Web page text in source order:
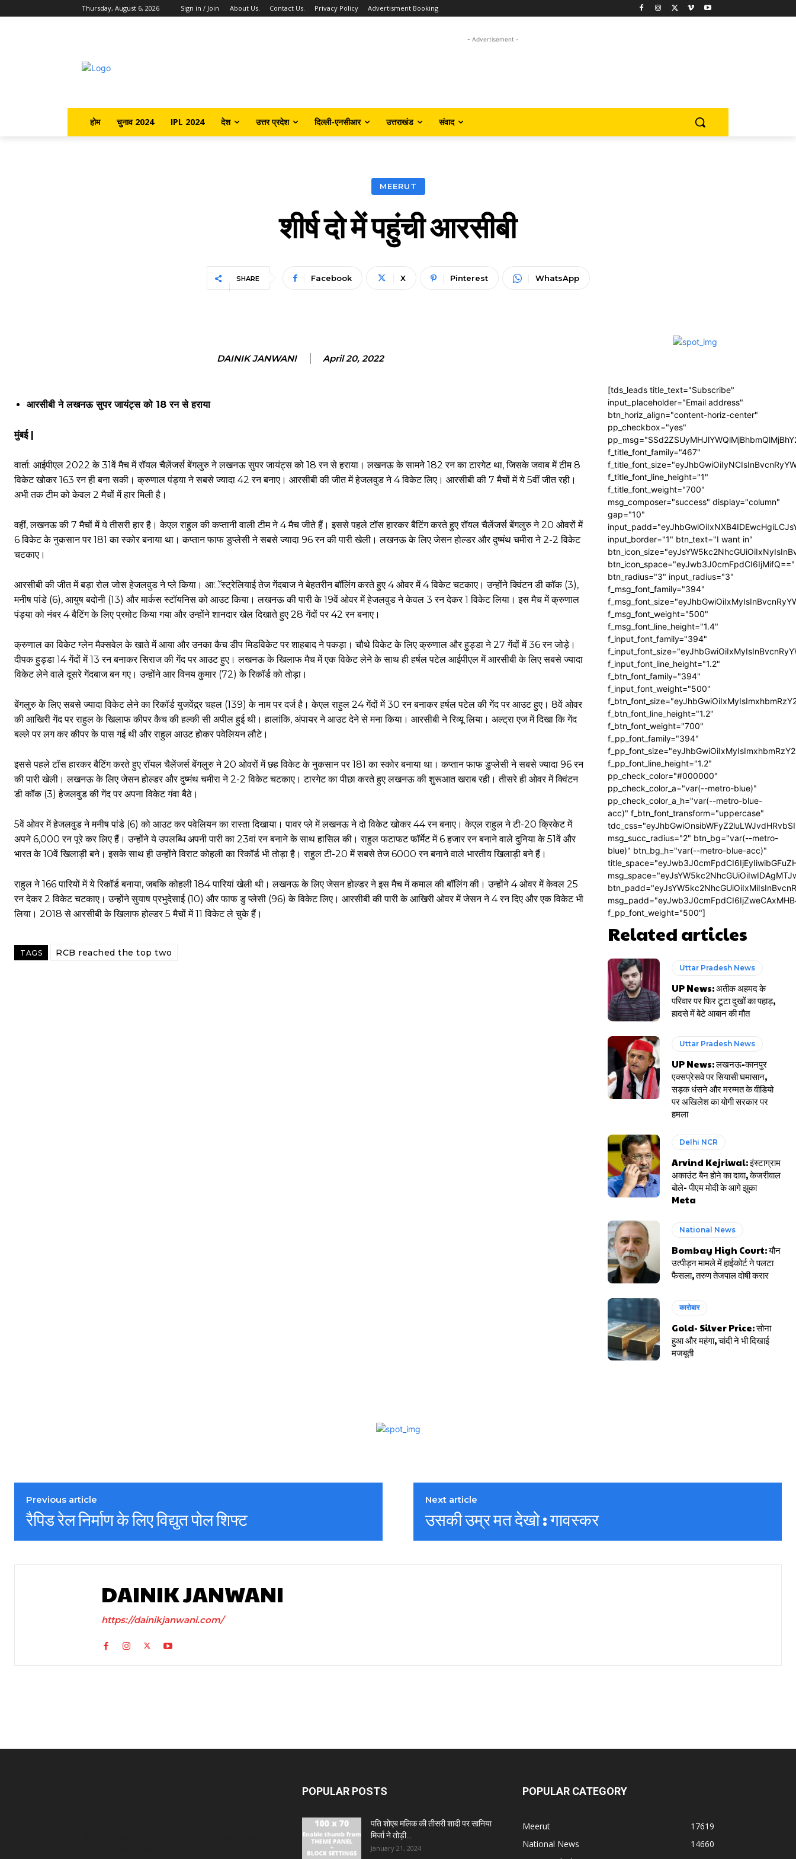
Thursday, August 6, 2026 Sign in / Join About Us. Contact Us. Privacy Policy Advertisment Booking
- Advertisement -
होम चुनाव 2024 IPL 2024 देश उत्तर प्रदेश दिल्ली-एनसीआर उत्तराखंड संवाद
MEERUT
शीर्ष दो में पहुंची आरसीबी
SHARE Facebook X Pinterest WhatsApp
DAINIK JANWANI April 20, 2022
आरसीबी ने लखनऊ सुपर जायंट्स को 18 रन से हराया
मुंबई |
वार्ता: आईपीएल 2022 के 31वें मैच में रॉयल चैलेंजर्स बेंगलुरु ने लखनऊ सुपर जायंट्स को 18 रन से हराया। लखनऊ के सामने 182 रन का टारगेट था, जिसके जवाब में टीम 8
विकेट खोकर 163 रन ही बना सकी। क्रुणाल पंड्या ने सबसे ज्यादा 42 रन बनाए। आरसीबी की जीत में हेजलवुड ने 4 विकेट लिए। आरसीबी की 7 मैचों में ये 5वीं जीत रही।
अभी तक टीम को केवल 2 मैचों में हार मिली है।
वहीं, लखनऊ की 7 मैचों में ये तीसरी हार है। केएल राहुल की कप्तानी वाली टीम ने 4 मैच जीते हैं। इससे पहले टॉस हारकर बैटिंग करते हुए रॉयल चैलेंजर्स बेंगलुरु ने 20 ओवरों में
6 विकेट के नुकसान पर 181 का स्कोर बनाया था। कप्तान फाफ डुप्लेसी ने सबसे ज्यादा 96 रन की पारी खेली। लखनऊ के लिए जेसन होल्डर और दुष्मंथ चमीरा ने 2-2 विकेट
चटकाए।
आरसीबी की जीत में बड़ा रोल जोस हेजलवुड ने प्ले किया। आॅस्ट्रेलियाई तेज गेंदबाज ने बेहतरीन बॉलिंग करते हुए 4 ओवर में 4 विकेट चटकाए। उन्होंने क्विंटन डी कॉक (3),
मनीष पांडे (6), आयुष बदोनी (13) और मार्कस स्टॉयनिस को आउट किया। लखनऊ की पारी के 19वें ओवर में हेजलवुड ने केवल 3 रन देकर 1 विकेट लिया। इस मैच में क्रुणाल
पंड्या को नंबर 4 बैटिंग के लिए प्रमोट किया गया और उन्होंने शानदार खेल दिखाते हुए 28 गेंदों पर 42 रन बनाए।
क्रुणाल का विकेट ग्लेन मैक्सवेल के खाते में आया और उनका कैच डीप मिडविकेट पर शाहबाद ने पकड़ा। चौथे विकेट के लिए क्रुणाल और हुड्डा ने 27 गेंदों में 36 रन जोड़े।
दीपक हुड्डा 14 गेंदों में 13 रन बनाकर सिराज की गेंद पर आउट हुए। लखनऊ के खिलाफ मैच में एक विकेट लेने के साथ ही हर्षल पटेल आईपीएल में आरसीबी के लिए सबसे ज्यादा
विकेट लेने वाले दूसरे गेंदबाज बन गए। उन्होंने आर विनय कुमार (72) के रिकॉर्ड को तोड़ा।
बेंगलुरु के लिए सबसे ज्यादा विकेट लेने का रिकॉर्ड युजवेंद्र्र चहल (139) के नाम पर दर्ज है। केएल राहुल 24 गेंदों में 30 रन बनाकर हर्षल पटेल की गेंद पर आउट हुए। 8वें ओवर
की आखिरी गेंद पर राहुल के खिलाफ कीपर कैच की हल्की सी अपील हुई थी। हालांकि, अंपायर ने आउट देने से मना किया। आरसीबी ने रिव्यू लिया। अल्ट्रा एज में दिखा कि गेंद
बल्ले पर लग कर कीपर के पास गई थी और राहुल आउट होकर पवेलियन लौटे।
इससे पहले टॉस हारकर बैटिंग करते हुए रॉयल चैलेंजर्स बेंगलुरु ने 20 ओवरों में छह विकेट के नुकसान पर 181 का स्कोर बनाया था। कप्तान फाफ डुप्लेसी ने सबसे ज्यादा 96 रन
की पारी खेली। लखनऊ के लिए जेसन होल्डर और दुष्मंथ चमीरा ने 2-2 विकेट चटकाए। टारगेट का पीछा करते हुए लखनऊ की शुरूआत खराब रही। तीसरे ही ओवर में क्विंटन
डी कॉक (3) हेजलवुड की गेंद पर अपना विकेट गंवा बैठे।
5वें ओवर में हेजलवुड ने मनीष पांडे (6) को आउट कर पवेलियन का रास्ता दिखाया। पावर प्ले में लखनऊ ने दो विकेट खोकर 44 रन बनाए। केएल राहुल ने टी-20 क्रिकेट में
अपने 6,000 रन पूरे कर लिए हैं। उन्होंने ये उपलब्धि अपनी पारी का 23वां रन बनाने के साथ हासिल की। राहुल फटाफट फॉर्मेट में 6 हजार रन बनाने वाले दुनिया के 51वें और
भारत के 10वें खिलाड़ी बने। इसके साथ ही उन्होंने विराट कोहली का रिकॉर्ड भी तोड़ा है। राहुल टी-20 में सबसे तेज 6000 रन बनाने वाले भारतीय खिलाड़ी बने हैं।
राहुल ने 166 पारियों में ये रिकॉर्ड बनाया, जबकि कोहली 184 पारियां खेली थी। लखनऊ के लिए जेसन होल्डर ने इस मैच में कमाल की बॉलिंग की। उन्होंने 4 ओवर में केवल 25
रन देकर 2 विकेट चटकाए। उन्होंने सुयाष प्रभुदेसाई (10) और फाफ डु प्लेसी (96) के विकेट लिए। आरसीबी की पारी के आखिरी ओवर में जेसन ने 4 रन दिए और एक विकेट भी
लिया। 2018 से आरसीबी के खिलाफ होल्डर 5 मैचों में 11 विकेट ले चुके हैं।
TAGS RCB reached the top two
[tds_leads title_text="Subscribe"
input_placeholder="Email address"
btn_horiz_align="content-horiz-center"
pp_checkbox="yes"
f_title_font_family="467"
f_title_font_line_height="1"
f_title_font_weight="700"
msg_composer="success" display="column"
gap="10"
input_border="1" btn_text="I want in"
btn_icon_space="eyJwb3J0cmFpdCI6IjMifQ=="
btn_radius="3" input_radius="3"
f_msg_font_family="394"
f_msg_font_weight="500"
f_msg_font_line_height="1.4"
f_input_font_family="394"
f_input_font_line_height="1.2"
f_btn_font_family="394"
f_input_font_weight="500"
f_btn_font_line_height="1.2"
f_btn_font_weight="700"
f_pp_font_family="394"
f_pp_font_line_height="1.2"
pp_check_color="#000000"
pp_check_color_a="var(--metro-blue)"
pp_check_color_a_h="var(--metro-blue-
acc)" f_btn_font_transform="uppercase"
msg_succ_radius="2" btn_bg="var(--metro-
blue)" btn_bg_h="var(--metro-blue-acc)"
f_pp_font_weight="500"]
Related articles
Uttar Pradesh News
UP News: अतीक अहमद के
परिवार पर फिर टूटा दुखों का पहाड़,
हादसे में बेटे आबान की मौत
Uttar Pradesh News
UP News: लखनऊ-कानपुर
एक्सप्रेसवे पर सियासी घमासान,
सड़क धंसने और मरम्मत के वीडियो
पर अखिलेश का योगी सरकार पर
हमला
Delhi NCR
Arvind Kejriwal: इंस्टाग्राम
अकाउंट बैन होने का दावा, केजरीवाल
बोले- पीएम मोदी के आगे झुका
Meta
National News
Bombay High Court: यौन
उत्पीड़न मामले में हाईकोर्ट ने पलटा
फैसला, तरुण तेजपाल दोषी करार
कारोबार
Gold- Silver Price: सोना
हुआ और महंगा, चांदी ने भी दिखाई
मजबूती
Previous article
रैपिड रेल निर्माण के लिए विद्युत पोल शिफ्ट
Next article
उसकी उम्र मत देखो : गावस्कर
DAINIK JANWANI
https://dainikjanwani.com/
POPULAR POSTS
पति शोएब मलिक की तीसरी शादी पर सानिया
मिर्जा ने तोड़ी...
January 21, 2024
POPULAR CATEGORY
Meerut
17619
National News
14660